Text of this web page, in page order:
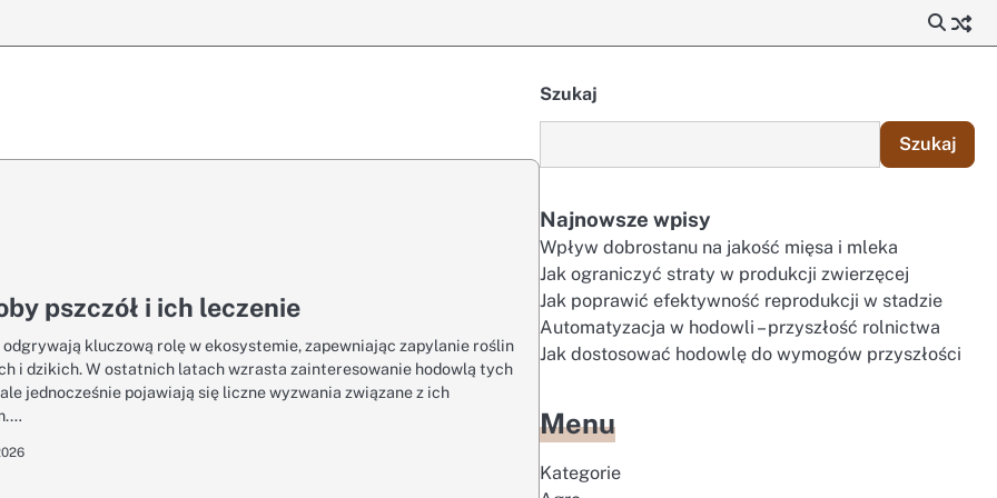
pszczół i ich leczenie
odgrywają kluczową rolę w ekosystemie, zapewniając zapylanie roślin
i dzikich. W ostatnich latach wzrasta zainteresowanie hodowlą tych
jednocześnie pojawiają się liczne wyzwania związane z ich
Szukaj
Szukaj
Najnowsze wpisy
Wpływ dobrostanu na jakość mięsa i mleka
Jak ograniczyć straty w produkcji zwierzęcej
Jak poprawić efektywność reprodukcji w stadzie
Automatyzacja w hodowli – przyszłość rolnictwa
Jak dostosować hodowlę do wymogów przyszłości
Menu
Kategorie